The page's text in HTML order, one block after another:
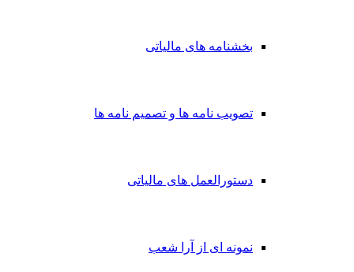
بخشنامه های مالیاتی
تصویب نامه ها و تصمیم نامه ها
دستورالعمل های مالیاتی
نمونه ای از آرا شعب